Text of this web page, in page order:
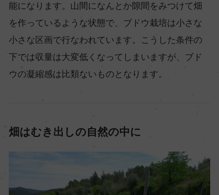
能になります。山間になんとか隙間をみつけて畑
を作っているような状態で、ブドウ栽培は小さな
小さな区画で行なわれています。こうした条件の
下では収量は大変低くなってしまいますが、ブド
ウの凝縮感は比類ないものとなります。
畑はむき出しの自然の中に